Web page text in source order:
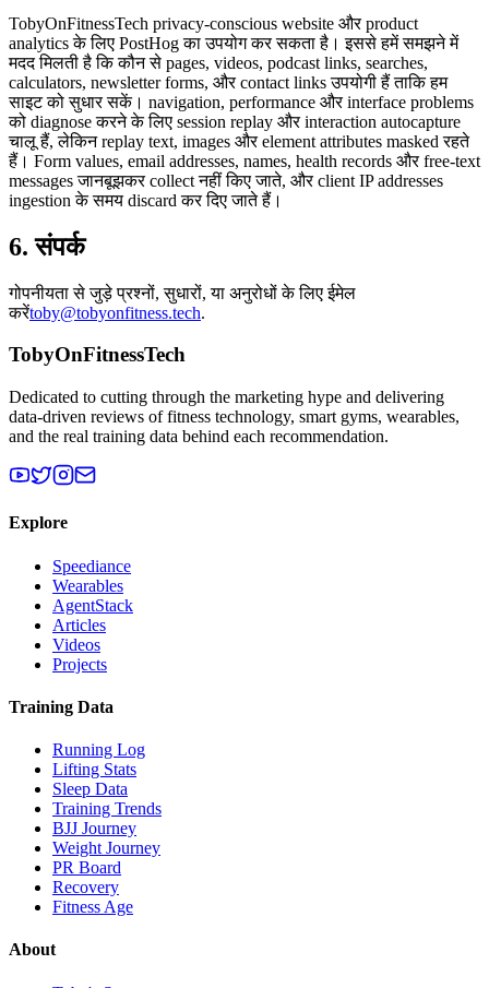
TobyOnFitnessTech privacy-conscious website और product
analytics के लिए PostHog का उपयोग कर सकता है। इससे हमें समझने में
मदद मिलती है कि कौन से pages, videos, podcast links, searches,
calculators, newsletter forms, और contact links उपयोगी हैं ताकि हम
साइट को सुधार सकें। navigation, performance और interface problems
को diagnose करने के लिए session replay और interaction autocapture
चालू हैं, लेकिन replay text, images और element attributes masked रहते
हैं। Form values, email addresses, names, health records और free-text
messages जानबूझकर collect नहीं किए जाते, और client IP addresses
ingestion के समय discard कर दिए जाते हैं।
6. संपर्क
गोपनीयता से जुड़े प्रश्नों, सुधारों, या अनुरोधों के लिए ईमेल
करेंtoby@tobyonfitness.tech.
TobyOnFitnessTech
Dedicated to cutting through the marketing hype and delivering
data-driven reviews of fitness technology, smart gyms, wearables,
and the real training data behind each recommendation.
Explore
Speediance
Wearables
AgentStack
Articles
Videos
Projects
Training Data
Running Log
Lifting Stats
Sleep Data
Training Trends
BJJ Journey
Weight Journey
PR Board
Recovery
Fitness Age
About